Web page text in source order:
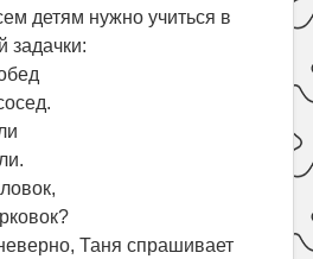
детям нужно учиться в
задачки:
Таня спрашивает